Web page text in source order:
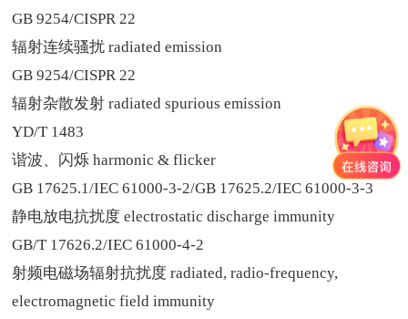
GB 9254/CISPR 22
辐射连续骚扰 radiated emission
GB 9254/CISPR 22
辐射杂散发射 radiated spurious emission
YD/T 1483
谐波、闪烁 harmonic & flicker
GB 17625.1/IEC 61000-3-2/GB 17625.2/IEC 61000-3-3
静电放电抗扰度 electrostatic discharge immunity
GB/T 17626.2/IEC 61000-4-2
射频电磁场辐射抗扰度 radiated, radio-frequency,
electromagnetic field immunity